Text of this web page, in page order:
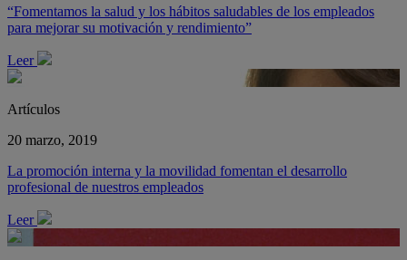
“Fomentamos la salud y los hábitos saludables de los empleados
para mejorar su motivación y rendimiento”
Leer
Artículos
20 marzo, 2019
La promoción interna y la movilidad fomentan el desarrollo
profesional de nuestros empleados
Leer